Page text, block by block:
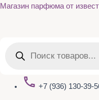
Перейти
Магазин парфюма от
товаров
+7 (936) 130-39-
Quantity